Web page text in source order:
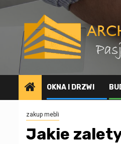
Przejdź
OKNA I DRZWI
zakup mebli
Jakie